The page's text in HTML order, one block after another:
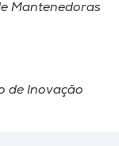
Mantenedoras
de Inovação